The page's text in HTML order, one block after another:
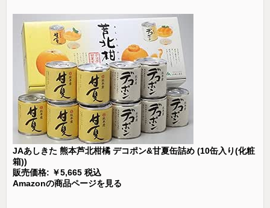
JAあしきた 熊本芦北柑橘 デコポン&甘夏缶詰め (10缶入り(化粧
箱))
販売価格: ￥5,665 税込
Amazonの商品ページを見る